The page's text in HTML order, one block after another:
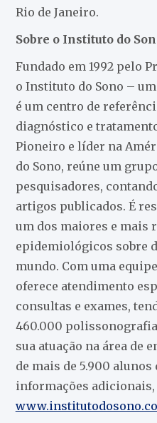
Rio de Janeiro.
Sobre o Instituto do
Fundado em 1992 pelo
o Instituto do Sono –
é um centro de
diagnóstico e
Pioneiro e líder na
do Sono, reúne um
pesquisadores,
artigos publicados. É
um dos maiores e mais
epidemiológicos sobre
mundo. Com uma
oferece atendimento
consultas e exames,
460.000
sua atuação na área de
de mais de 5.900 alunos
informações adicionais,